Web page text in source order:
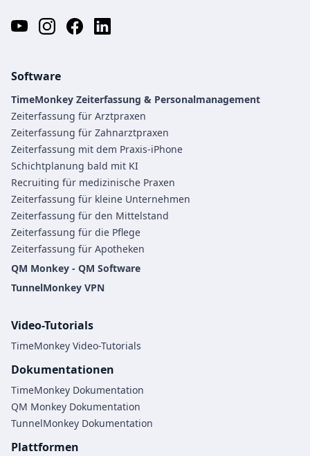
Software
TimeMonkey Zeiterfassung & Personalmanagement
Zeiterfassung für Arztpraxen
Zeiterfassung für Zahnarztpraxen
Zeiterfassung mit dem Praxis-iPhone
Schichtplanung bald mit KI
Recruiting für medizinische Praxen
Zeiterfassung für kleine Unternehmen
Zeiterfassung für den Mittelstand
Zeiterfassung für die Pflege
Zeiterfassung für Apotheken
QM Monkey - QM Software
TunnelMonkey VPN
Video-Tutorials
TimeMonkey Video-Tutorials
Dokumentationen
TimeMonkey Dokumentation
QM Monkey Dokumentation
TunnelMonkey Dokumentation
Plattformen